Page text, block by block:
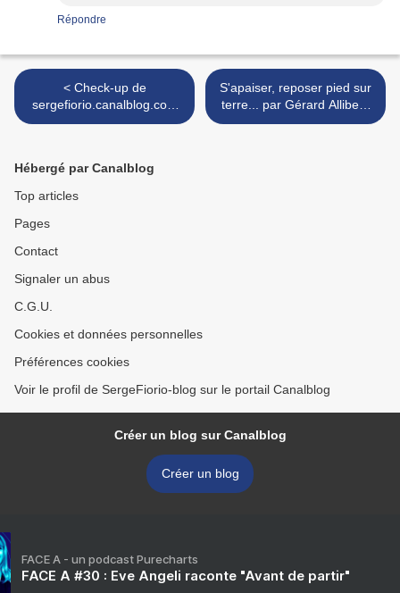
Répondre
< Check-up de
sergefiorio.canalblog.com
(Ô chère langue française
S'apaiser, reposer pied sur
terre... par Gérard Allibert.
>
Hébergé par Canalblog
Top articles
Pages
Contact
Signaler un abus
C.G.U.
Cookies et données personnelles
Préférences cookies
Voir le profil de SergeFiorio-blog sur le portail Canalblog
Créer un blog sur Canalblog
Créer un blog
FACE A - un podcast Purecharts
FACE A #30 : Eve Angeli raconte "Avant de partir"